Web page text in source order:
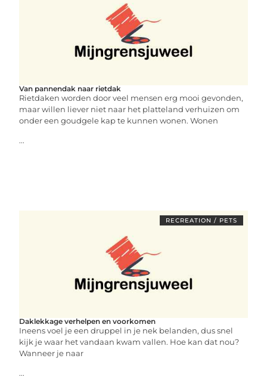
Van pannendak naar rietdak
Rietdaken worden door veel mensen erg mooi gevonden,
maar willen liever niet naar het platteland verhuizen om
onder een goudgele kap te kunnen wonen. Wonen
...
RECREATION / PETS
Daklekkage verhelpen en voorkomen
Ineens voel je een druppel in je nek belanden, dus snel
kijk je waar het vandaan kwam vallen. Hoe kan dat nou?
Wanneer je naar
...